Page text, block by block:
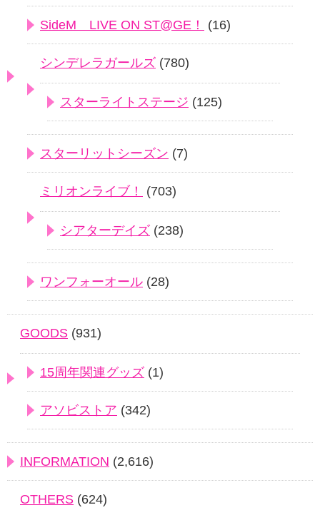
SideM LIVE ON ST@GE！ (16)
シンデレラガールズ (780)
スターライトステージ (125)
スターリットシーズン (7)
ミリオンライブ！ (703)
シアターデイズ (238)
ワンフォーオール (28)
GOODS (931)
15周年関連グッズ (1)
アソビストア (342)
INFORMATION (2,616)
OTHERS (624)